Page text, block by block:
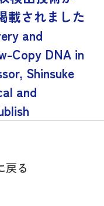
載されました
and
Copy DNA in
Shinsuke
and
戻る